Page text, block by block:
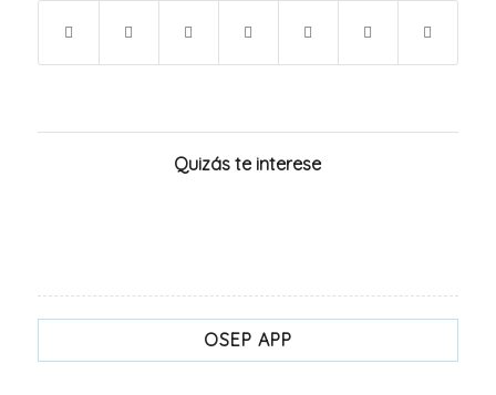
Quizás te interese
OSEP APP